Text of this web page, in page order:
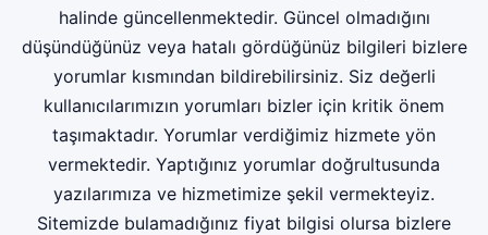
halinde güncellenmektedir. Güncel olmadığını
düşündüğünüz veya hatalı gördüğünüz bilgileri bizlere
yorumlar kısmından bildirebilirsiniz. Siz değerli
kullanıcılarımızın yorumları bizler için kritik önem
taşımaktadır. Yorumlar verdiğimiz hizmete yön
vermektedir. Yaptığınız yorumlar doğrultusunda
yazılarımıza ve hizmetimize şekil vermekteyiz.
Sitemizde bulamadığınız fiyat bilgisi olursa bizlere